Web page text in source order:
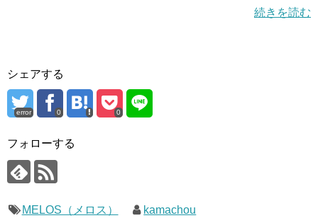
続きを読む
シェアする
error 0 0
フォローする
MELOS（メロス） kamachou